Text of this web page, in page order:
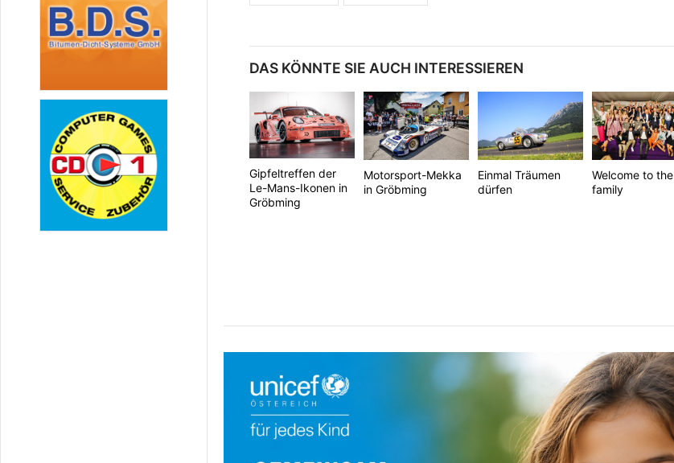
DAS KÖNNTE SIE AUCH INTERESSIEREN
Gipfeltreffen der
Le-Mans-Ikonen in
Gröbming
Motorsport-Mekka
in Gröbming
Einmal Träumen
dürfen
Welcome to the
family